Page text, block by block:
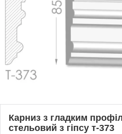
Карниз з гладким
стельовий з гіпсу т-373